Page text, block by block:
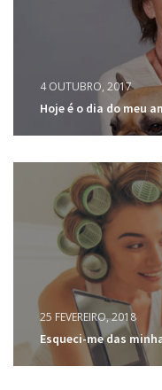
4 OUTUBRO, 2017
Hoje é o dia do meu
25 FEVEREIRO, 2018
Esqueci-me das